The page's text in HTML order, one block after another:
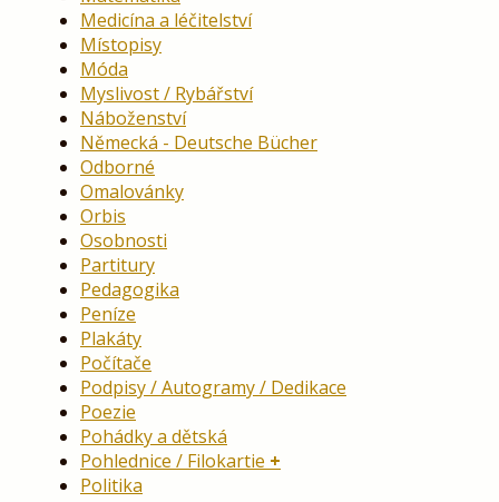
Medicína a léčitelství
Místopisy
Móda
Myslivost / Rybářství
Náboženství
Německá - Deutsche Bücher
Odborné
Omalovánky
Orbis
Osobnosti
Partitury
Pedagogika
Peníze
Plakáty
Počítače
Podpisy / Autogramy / Dedikace
Poezie
Pohádky a dětská
Pohlednice / Filokartie
Politika